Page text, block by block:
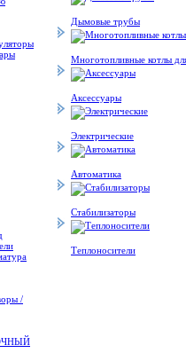
/
Дымовые трубы
Многотопливные котлы
Аксессуары
Электрические
Автоматика
Стабилизаторы
Теплоносители